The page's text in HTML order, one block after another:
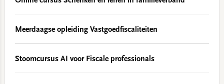
Meerdaagse opleiding Vastgoedfiscaliteiten
Stoomcursus AI voor Fiscale professionals